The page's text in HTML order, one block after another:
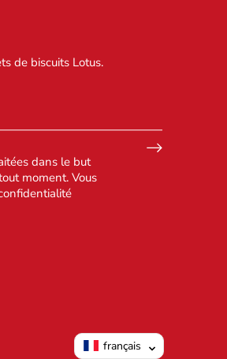
de biscuits Lotus.
dans le but
moment. Vous
français